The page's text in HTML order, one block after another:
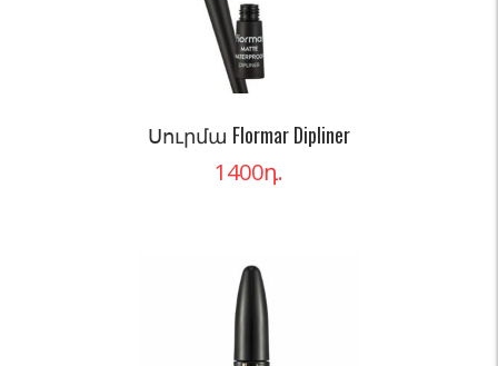
Սուրմա Flormar Dipliner
1400դ.